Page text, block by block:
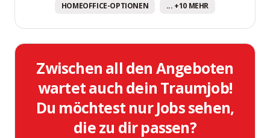
HOMEOFFICE-OPTIONEN ... +10 MEHR
Zwischen all den Angeboten
wartet auch dein Traumjob!
Du möchtest nur Jobs sehen,
die zu dir passen?